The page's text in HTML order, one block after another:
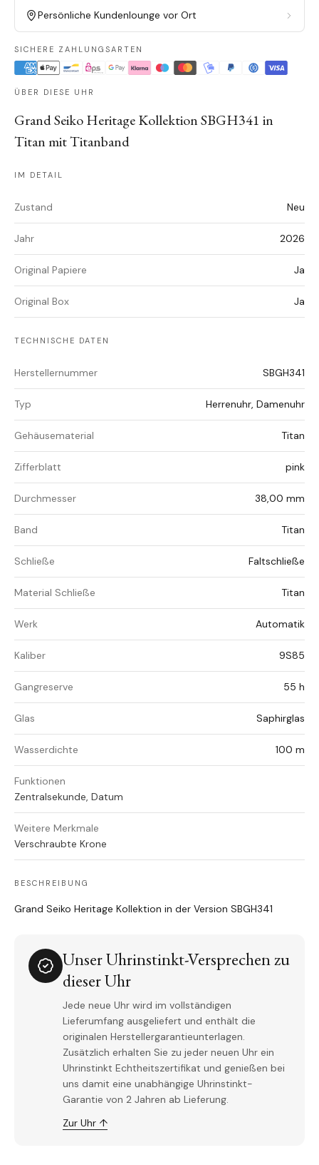
Persönliche Kundenlounge vor Ort
SICHERE ZAHLUNGSARTEN
ÜBER DIESE UHR
Grand Seiko Heritage Kollektion SBGH341 in
Titan mit Titanband
IM DETAIL
Zustand Neu
Jahr 2026
Original Papiere Ja
Original Box Ja
TECHNISCHE DATEN
Herstellernummer SBGH341
Typ Herrenuhr, Damenuhr
Gehäusematerial Titan
Zifferblatt pink
Durchmesser 38,00 mm
Band Titan
Schließe Faltschließe
Material Schließe Titan
Werk Automatik
Kaliber 9S85
Gangreserve 55 h
Glas Saphirglas
Wasserdichte 100 m
Funktionen
Zentralsekunde, Datum
Weitere Merkmale
Verschraubte Krone
BESCHREIBUNG
Grand Seiko Heritage Kollektion in der Version SBGH341
Unser Uhrinstinkt-Versprechen zu
dieser Uhr
Jede neue Uhr wird im vollständigen
Lieferumfang ausgeliefert und enthält die
originalen Herstellergarantieunterlagen.
Zusätzlich erhalten Sie zu jeder neuen Uhr ein
Uhrinstinkt Echtheitszertifikat und genießen bei
uns damit eine unabhängige Uhrinstinkt-
Garantie von 2 Jahren ab Lieferung.
Zur Uhr ↑